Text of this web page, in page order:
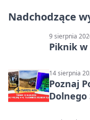
Nadchodzące
9 sierpnia
Piknik w
14 sierpnia
Poznaj
Dolnego